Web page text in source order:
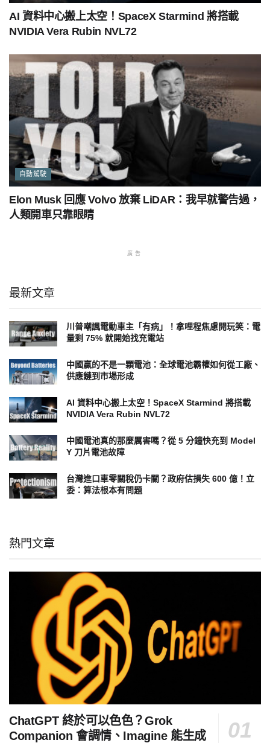
AI 資料中心搬上太空！SpaceX Starmind 將搭載
NVIDIA Vera Rubin NVL72
自動駕駛
Elon Musk 回應 Volvo 放棄 LiDAR：我早就警告過，
人類開車只靠眼睛
廣告
最新文章
川普嘲諷電動車主「有病」！拿哩程焦慮開玩笑：電
量剩 75% 就開始找充電站
中國贏的不是一顆電池：全球電池霸權如何從工廠、
供應鏈到市場形成
AI 資料中心搬上太空！SpaceX Starmind 將搭載
NVIDIA Vera Rubin NVL72
中國電池真的那麼厲害嗎？從 5 分鐘快充到 Model
Y 刀片電池故障
台灣進口車零關稅仍卡關？政府估損失 600 億！立
委：算法根本有問題
熱門文章
ChatGPT 終於可以色色？Grok
Companion 會調情、Imagine 能生成